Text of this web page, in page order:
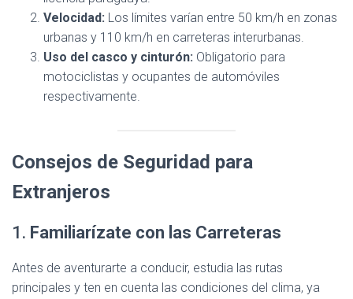
Velocidad: Los límites varían entre 50 km/h en zonas
urbanas y 110 km/h en carreteras interurbanas.
Uso del casco y cinturón: Obligatorio para
motociclistas y ocupantes de automóviles
respectivamente.
Consejos de Seguridad para
Extranjeros
1. Familiarízate con las Carreteras
Antes de aventurarte a conducir, estudia las rutas
principales y ten en cuenta las condiciones del clima, ya